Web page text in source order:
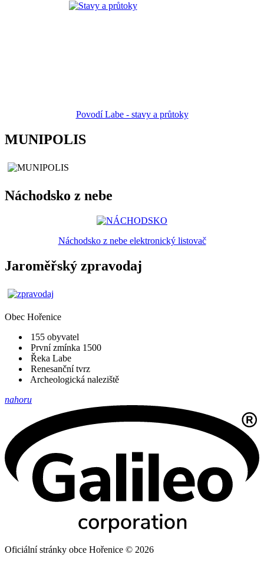
Povodí Labe - stavy a průtoky
MUNIPOLIS
Náchodsko z nebe
Náchodsko z nebe elektronický listovač
Jaroměřský zpravodaj
Obec Hořenice
155 obyvatel
První zmínka 1500
Řeka Labe
Renesanční tvrz
Archeologická naleziště
nahoru
Oficiální stránky obce Hořenice © 2026